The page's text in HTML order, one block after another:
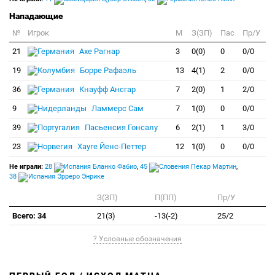
Нападающие
№ Игрок M З(ЗП) Пас
Пр/У
21
Ахе Рагнар 3 0(0) 0 0/0
19 Борре Рафаэль 13 4(1) 2 0/0
36 Кнауфф Ансгар 7 2(0) 1 2/0
9 Ламмерс Сам 7 1(0) 0 0/0
39 Пасьенсия Гонсалу 6 2(1) 1 3/0
23 Хауге Йенс-Петтер 12 1(0) 0 0/0
Не играли: 28 Бланко Фабио, 45 Пекар Мартин,
38
Эрреро Энрике
З(ЗП) П(ПП)
Пр/У
Всего: 34
21(3) -13(-2) 25/2
? Условные обозначения